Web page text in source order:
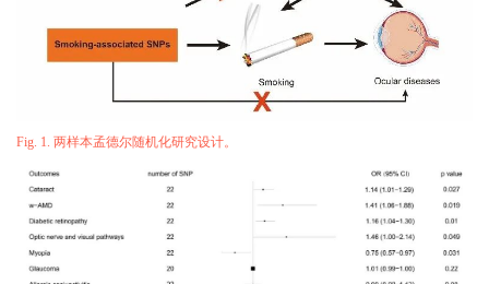
Fig. 1. 两样本孟德尔随机化研究设计。